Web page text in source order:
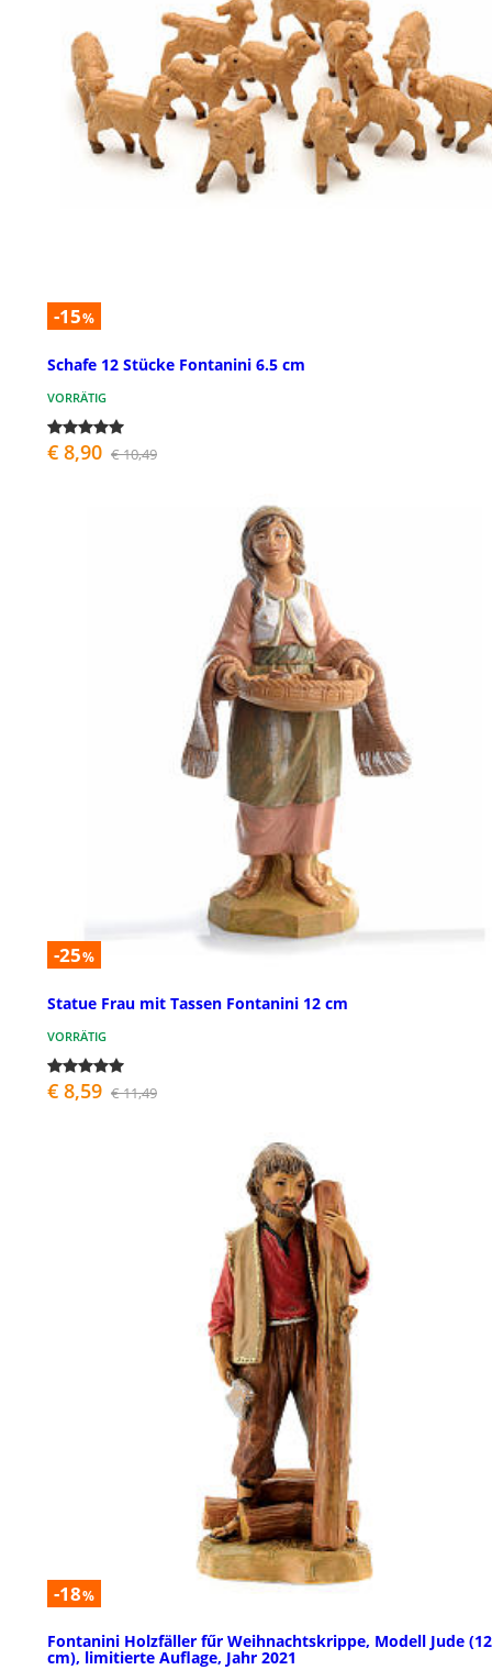
-15%
Schafe 12 Stücke Fontanini 6.5 cm
VORRÄTIG
€ 8,90 € 10,49
-25%
Statue Frau mit Tassen Fontanini 12 cm
VORRÄTIG
€ 8,59 € 11,49
-18%
Fontanini Holzfäller fűr Weihnachtskrippe, Modell Jude (12
cm), limitierte Auflage, Jahr 2021